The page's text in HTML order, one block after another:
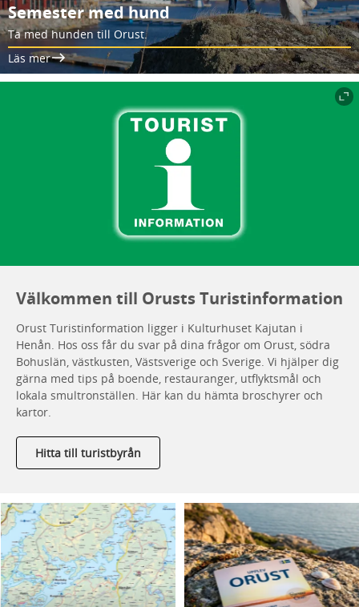
Semester med hund
Ta med hunden till Orust.
Läs mer
Välkommen till Orusts Turistinformation
Orust Turistinformation ligger i Kulturhuset Kajutan i
Henån. Hos oss får du svar på dina frågor om Orust, södra
Bohuslän, västkusten, Västsverige och Sverige. Vi hjälper dig
gärna med tips på boende, restauranger, utflyktsmål och
lokala smultronställen. Här kan du hämta broschyrer och
kartor.
Hitta till turistbyrån